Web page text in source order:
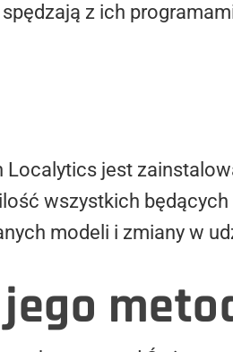
z ich
jest
wszystkich
modeli i zmiany w